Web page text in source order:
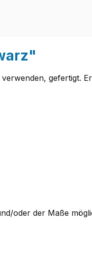
gefertigt.
oder der Maße